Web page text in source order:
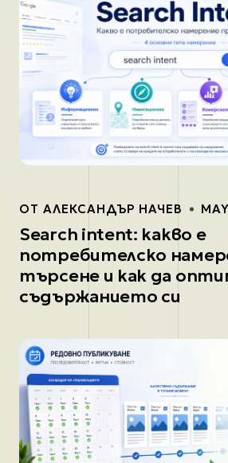
ОТ АЛЕКСАНДЪР НАЧЕВ
Search intent: какво е
потребителско
търсене и как да
съдържанието си